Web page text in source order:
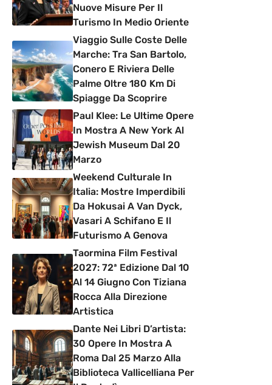
Nuove Misure Per Il
Turismo In Medio Oriente
Viaggio Sulle Coste Delle
Marche: Tra San Bartolo,
Conero E Riviera Delle
Palme Oltre 180 Km Di
Spiagge Da Scoprire
Paul Klee: Le Ultime Opere
In Mostra A New York Al
Jewish Museum Dal 20
Marzo
Weekend Culturale In
Italia: Mostre Imperdibili
Da Hokusai A Van Dyck,
Vasari A Schifano E Il
Futurismo A Genova
Taormina Film Festival
2027: 72ª Edizione Dal 10
Al 14 Giugno Con Tiziana
Rocca Alla Direzione
Artistica
Dante Nei Libri D’artista:
30 Opere In Mostra A
Roma Dal 25 Marzo Alla
Biblioteca Vallicelliana Per